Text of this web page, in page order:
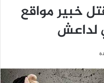
خبير مواقع
لداعش